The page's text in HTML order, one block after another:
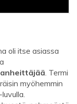
oli itse asiassa
. Termi
myöhemmin